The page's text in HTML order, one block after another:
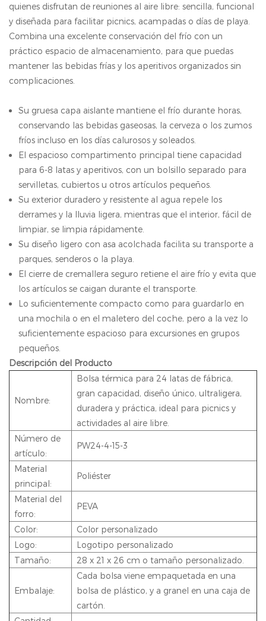
quienes disfrutan de reuniones al aire libre: sencilla, funcional
y diseñada para facilitar picnics, acampadas o días de playa.
Combina una excelente conservación del frío con un
práctico espacio de almacenamiento, para que puedas
mantener las bebidas frías y los aperitivos organizados sin
complicaciones.
Su gruesa capa aislante mantiene el frío durante horas,
conservando las bebidas gaseosas, la cerveza o los zumos
fríos incluso en los días calurosos y soleados.
El espacioso compartimento principal tiene capacidad
para 6-8 latas y aperitivos, con un bolsillo separado para
servilletas, cubiertos u otros artículos pequeños.
Su exterior duradero y resistente al agua repele los
derrames y la lluvia ligera, mientras que el interior, fácil de
limpiar, se limpia rápidamente.
Su diseño ligero con asa acolchada facilita su transporte a
parques, senderos o la playa.
El cierre de cremallera seguro retiene el aire frío y evita que
los artículos se caigan durante el transporte.
Lo suficientemente compacto como para guardarlo en
una mochila o en el maletero del coche, pero a la vez lo
suficientemente espacioso para excursiones en grupos
pequeños.
Descripción del Producto
Nombre:
Bolsa térmica para 24 latas de fábrica,
gran capacidad, diseño único, ultraligera,
duradera y práctica, ideal para picnics y
actividades al aire libre.
Número de
artículo:
PW24-4-15-3
Material
principal:
Poliéster
Material del
forro:
PEVA
Color:
Color personalizado
Logo:
Logotipo personalizado
Tamaño:
28 x 21 x 26 cm o tamaño personalizado.
Embalaje:
Cada bolsa viene empaquetada en una
bolsa de plástico, y a granel en una caja de
cartón.